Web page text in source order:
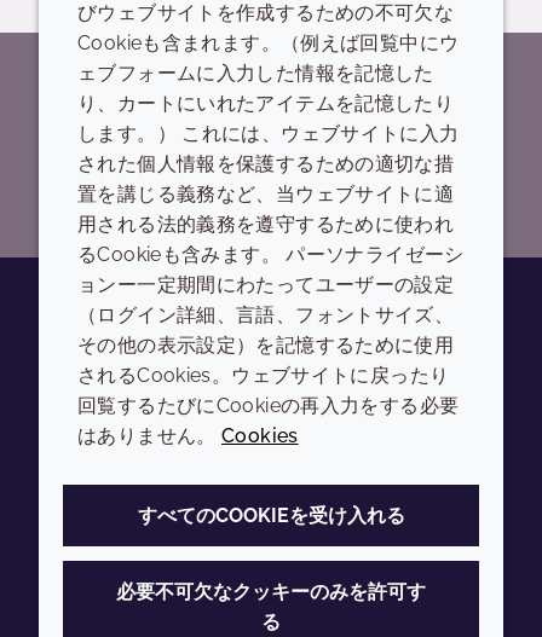
ローカルオフィスを探す
YoutubeInstagramLinkedInTiktok
会社
Sustainability Report
Croda.com
LEGAL
プライバシーポリシー
アクセシビリティ
クッキーポリシー
びウェブサイトを作成するための不可欠な
Cookieも含まれます。（例えば回覧中にウ
ェブフォームに入力した情報を記憶した
り、カートにいれたアイテムを記憶したり
します。） これには、ウェブサイトに入力
された個人情報を保護するための適切な措
置を講じる義務など、当ウェブサイトに適
用される法的義務を遵守するために使われ
るCookieも含みます。 パーソナライゼーシ
ョンー一定期間にわたってユーザーの設定
（ログイン詳細、言語、フォントサイズ、
その他の表示設定）を記憶するために使用
されるCookies。ウェブサイトに戻ったり
回覧するたびにCookieの再入力をする必要
はありません。Cookies
すべてのCOOKIEを受け入れる
必要不可欠なクッキーのみを許可す
る